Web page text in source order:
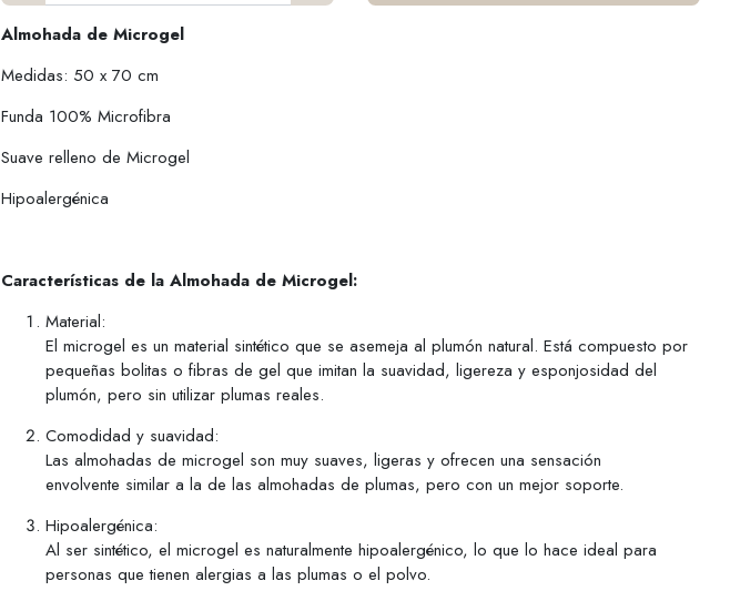
Almohada de Microgel
Medidas: 50 x 70 cm
Funda 100% Microfibra
Suave relleno de Microgel
Hipoalergénica
Características de la Almohada de Microgel:
Material:
El microgel es un material sintético que se asemeja al plumón natural. Está compuesto por
pequeñas bolitas o fibras de gel que imitan la suavidad, ligereza y esponjosidad del
plumón, pero sin utilizar plumas reales.
Comodidad y suavidad:
Las almohadas de microgel son muy suaves, ligeras y ofrecen una sensación
envolvente similar a la de las almohadas de plumas, pero con un mejor soporte.
Hipoalergénica:
Al ser sintético, el microgel es naturalmente hipoalergénico, lo que lo hace ideal para
personas que tienen alergias a las plumas o el polvo.